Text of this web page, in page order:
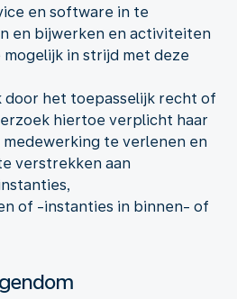
en software in te
en bijwerken en activiteiten
in strijd met deze
door het toepasselijk recht of
hiertoe verplicht haar
te verlenen en
verstrekken aan
of -instanties in binnen- of